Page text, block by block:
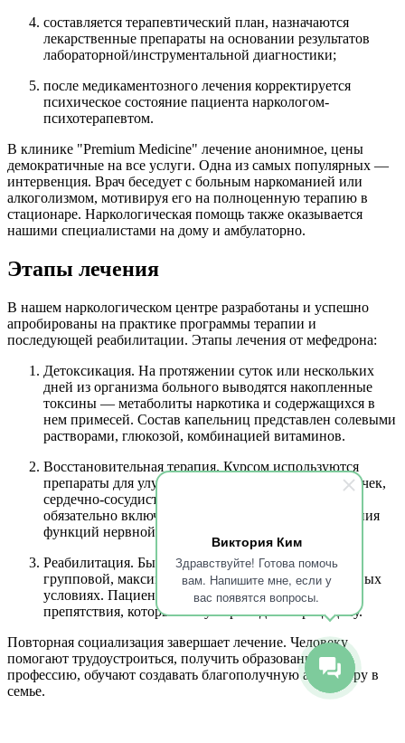
Виктория Ким
Здравствуйте! Готова помочь
вам. Напишите мне, если у
вас появятся вопросы.
составляется терапевтический план, назначаются
лекарственные препараты на основании результатов
лабораторной/инструментальной диагностики;
после медикаментозного лечения корректируется
психическое состояние пациента наркологом-
психотерапевтом.
В клинике "Premium Medicine" лечение анонимное, цены
демократичные на все услуги. Одна из самых популярных —
интервенция. Врач беседует с больным наркоманией или
алкоголизмом, мотивируя его на полноценную терапию в
стационаре. Наркологическая помощь также оказывается
нашими специалистами на дому и амбулаторно.
Этапы лечения
В нашем наркологическом центре разработаны и успешно
апробированы на практике программы терапии и
последующей реабилитации. Этапы лечения от мефедрона:
Детоксикация. На протяжении суток или нескольких
дней из организма больного выводятся накопленные
токсины — метаболиты наркотика и содержащихся в
нем примесей. Состав капельниц представлен солевыми
растворами, глюкозой, комбинацией витаминов.
Восстановительная терапия. Курсом используются
препараты для улучшения деятельности печени, почек,
сердечно-сосудистого аппарата. В лечебную схему
обязательно включаются средства для восстановления
функций нервной системы.
Реабилитация. Бывает индивидуальной или в
групповой, максимально эффективно в стационарных
условиях. Пациента учат преодолевать жизненные
препятствия, которые могут приводить к рецидиву.
Повторная социализация завершает лечение. Человеку
помогают трудоустроиться, получить образование и
профессию, обучают создавать благополучную атмосферу в
семье.